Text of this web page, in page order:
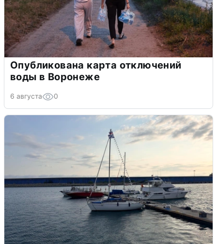
Опубликована карта отключений
воды в Воронеже
6 августа 0